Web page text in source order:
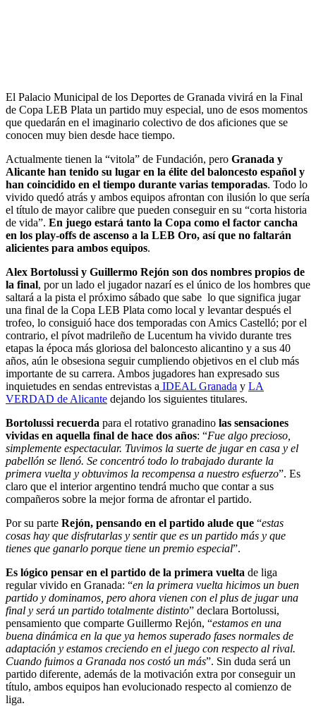
El Palacio Municipal de los Deportes de Granada vivirá en la Final
de Copa LEB Plata un partido muy especial, uno de esos momentos
que quedarán en el imaginario colectivo de dos aficiones que se
conocen muy bien desde hace tiempo.
Actualmente tienen la “vitola” de Fundación, pero Granada y
Alicante han tenido su lugar en la élite del baloncesto español y
han coincidido en el tiempo durante varias temporadas. Todo lo
vivido quedó atrás y ambos equipos afrontan con ilusión lo que sería
el título de mayor calibre que pueden conseguir en su “corta historia
de vida”. En juego estará tanto la Copa como el factor cancha
en los play-offs de ascenso a la LEB Oro, así que no faltarán
alicientes para ambos equipos.
Alex Bortolussi y Guillermo Rejón son dos nombres propios de
la final, por un lado el jugador nazarí es el único de los hombres que
saltará a la pista el próximo sábado que sabe lo que significa jugar
una final de la Copa LEB Plata como local y levantar después el
trofeo, lo consiguió hace dos temporadas con Amics Castelló; por el
contrario, el pívot madrileño de Lucentum ha vivido durante tres
etapas la época más gloriosa del baloncesto alicantino y a sus 40
años, aún le obsesiona seguir cumpliendo objetivos en el club más
importante de su carrera. Ambos jugadores han expresado sus
inquietudes en sendas entrevistas a IDEAL Granada y LA
VERDAD de Alicante dejando los siguientes titulares.
Bortolussi recuerda para el rotativo granadino las sensaciones
vividas en aquella final de hace dos años: “Fue algo precioso,
simplemente espectacular. Tuvimos la suerte de jugar en casa y el
pabellón se llenó. Se concentró todo lo trabajado durante la
primera vuelta y obtuvimos la recompensa a nuestro esfuerzo”. Es
claro que el interior argentino tendrá mucho que contar a sus
compañeros sobre la mejor forma de afrontar el partido.
Por su parte Rejón, pensando en el partido alude que “estas
cosas hay que disfrutarlas y sentir que es un partido más y que
tienes que ganarlo porque tiene un premio especial”.
Es lógico pensar en el partido de la primera vuelta de liga
regular vivido en Granada: “en la primera vuelta hicimos un buen
partido y dominamos, pero ahora vienen con el plus de jugar una
final y será un partido totalmente distinto” declara Bortolussi,
pensamiento que comparte Guillermo Rejón, “estamos en una
buena dinámica en la que ya hemos superado fases normales de
adaptación y estamos creciendo en el juego con respecto al rival.
Cuando fuimos a Granada nos costó un más”. Sin duda será un
partido diferente, además de la motivación extra por conseguir un
título, ambos equipos han evolucionado respecto al comienzo de
liga.